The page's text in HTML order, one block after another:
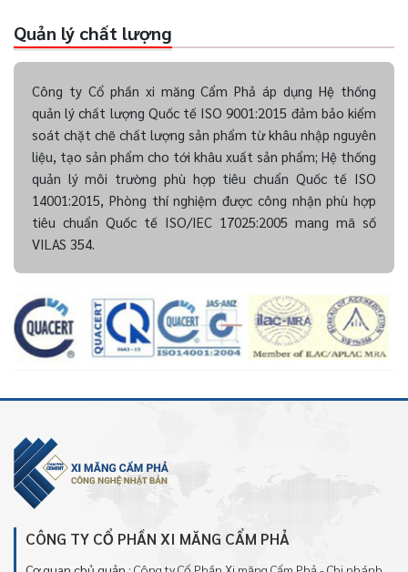
Quản lý chất lượng
Công ty Cổ phần xi măng Cẩm Phả áp dụng Hệ thống
quản lý chất lượng Quốc tế ISO 9001:2015 đảm bảo kiểm
soát chặt chẽ chất lượng sản phẩm từ khâu nhập nguyên
liệu, tạo sản phẩm cho tới khâu xuất sản phẩm; Hệ thống
quản lý môi trường phù hợp tiêu chuẩn Quốc tế ISO
14001:2015, Phòng thí nghiệm được công nhận phù hợp
tiêu chuẩn Quốc tế ISO/IEC 17025:2005 mang mã số
VILAS 354.
CÔNG TY CỔ PHẦN XI MĂNG CẨM PHẢ